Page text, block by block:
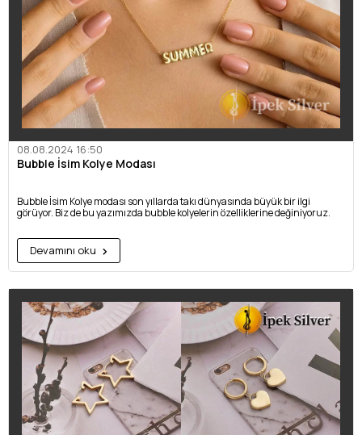
08.08.2024 16:50
Bubble İsim Kolye Modası
Bubble İsim Kolye modası son yıllarda takı dünyasında büyük bir ilgi
görüyor. Biz de bu yazımızda bubble kolyelerin özelliklerine değiniyoruz.
Devamını oku